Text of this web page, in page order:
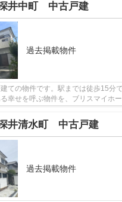
井中町 中古戸建
過去掲載物件
ての物件です。駅までは徒歩15分
幸せを呼ぶ物件を、ブリスマイホ
井清水町 中古戸建
過去掲載物件